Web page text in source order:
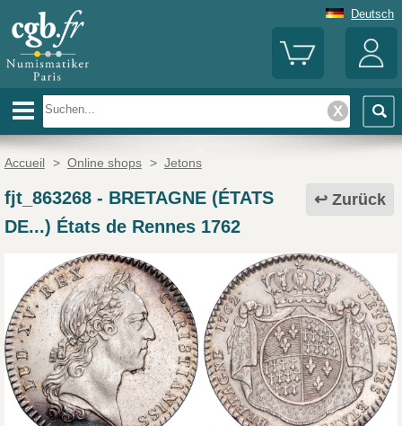
Deutsch
Accueil > Online shops > Jetons
Zurück
fjt_863268- BRETAGNE (ÉTATS
DE...) États de Rennes 1762